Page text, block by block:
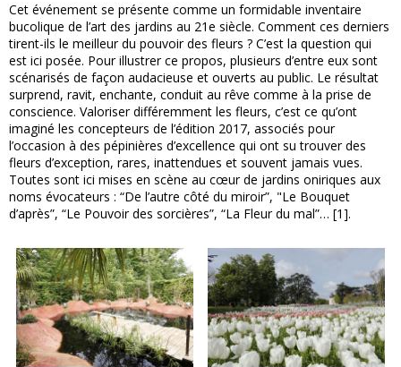
Cet événement se présente comme un formidable inventaire
bucolique de l’art des jardins au 21e siècle. Comment ces derniers
tirent-ils le meilleur du pouvoir des fleurs ? C’est la question qui
est ici posée. Pour illustrer ce propos, plusieurs d’entre eux sont
scénarisés de façon audacieuse et ouverts au public. Le résultat
surprend, ravit, enchante, conduit au rêve comme à la prise de
conscience. Valoriser différemment les fleurs, c’est ce qu’ont
imaginé les concepteurs de l’édition 2017, associés pour
l’occasion à des pépinières d’excellence qui ont su trouver des
fleurs d’exception, rares, inattendues et souvent jamais vues.
Toutes sont ici mises en scène au cœur de jardins oniriques aux
noms évocateurs : “De l’autre côté du miroir”, "Le Bouquet
d’après”, “Le Pouvoir des sorcières”, “La Fleur du mal”… [1].